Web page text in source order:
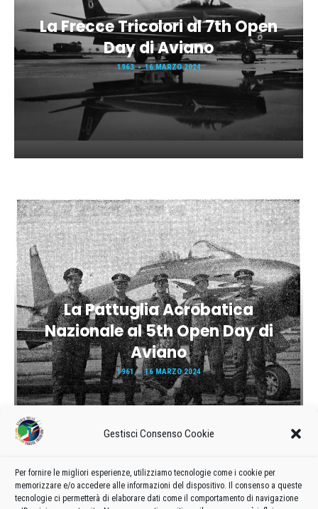
Gestisci Consenso Cookie
Per fornire le migliori esperienze, utilizziamo tecnologie come i cookie per
memorizzare e/o accedere alle informazioni del dispositivo. Il consenso a queste
tecnologie ci permetterà di elaborare dati come il comportamento di navigazione
La Frecce Tricolori al 7th Open
Day di Aviano
1963 16 MARZO 2024
La Pattuglia Acrobatica
Nazionale al 5th Open Day di
Aviano
1961 16 MARZO 2024